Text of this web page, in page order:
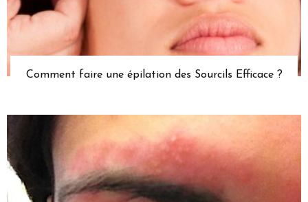
Comment faire une épilation des Sourcils Efficace ?